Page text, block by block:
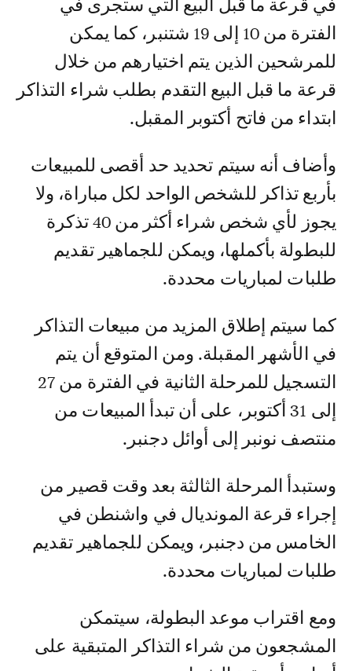
في قرعة ما قبل البيع التي ستجرى في
الفترة من 10 إلى 19 شتنبر، كما يمكن
للمرشحين الذين يتم اختيارهم من خلال
قرعة ما قبل البيع التقدم بطلب شراء التذاكر
ابتداء من فاتح أكتوبر المقبل.
وأضاف أنه سيتم تحديد حد أقصى للمبيعات
بأربع تذاكر للشخص الواحد لكل مباراة، ولا
يجوز لأي شخص شراء أكثر من 40 تذكرة
للبطولة بأكملها، ويمكن للجماهير تقديم
طلبات لمباريات محددة.
كما سيتم إطلاق المزيد من مبيعات التذاكر
في الأشهر المقبلة. ومن المتوقع أن يتم
التسجيل للمرحلة الثانية في الفترة من 27
إلى 31 أكتوبر، على أن تبدأ المبيعات من
منتصف نونبر إلى أوائل دجنبر.
وستبدأ المرحلة الثالثة بعد وقت قصير من
إجراء قرعة المونديال في واشنطن في
الخامس من دجنبر، ويمكن للجماهير تقديم
طلبات لمباريات محددة.
ومع اقتراب موعد البطولة، سيتمكن
المشجعون من شراء التذاكر المتبقية على